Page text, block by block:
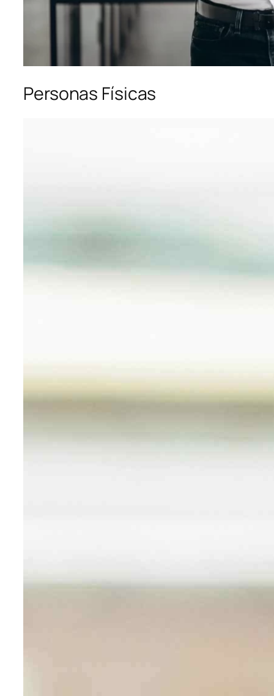
Personas Físicas